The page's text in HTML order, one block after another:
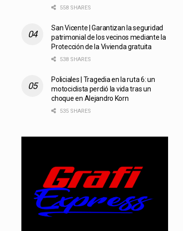
558 SHARES
San Vicente | Garantizan la seguridad
patrimonial de los vecinos mediante la
Protección de la Vivienda gratuita
538 SHARES
Policiales | Tragedia en la ruta 6: un
motociclista perdió la vida tras un
choque en Alejandro Korn
535 SHARES